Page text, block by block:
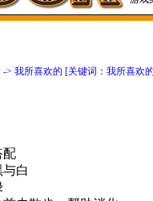
-> 我所喜欢的 [关键词：我所喜欢
配
白